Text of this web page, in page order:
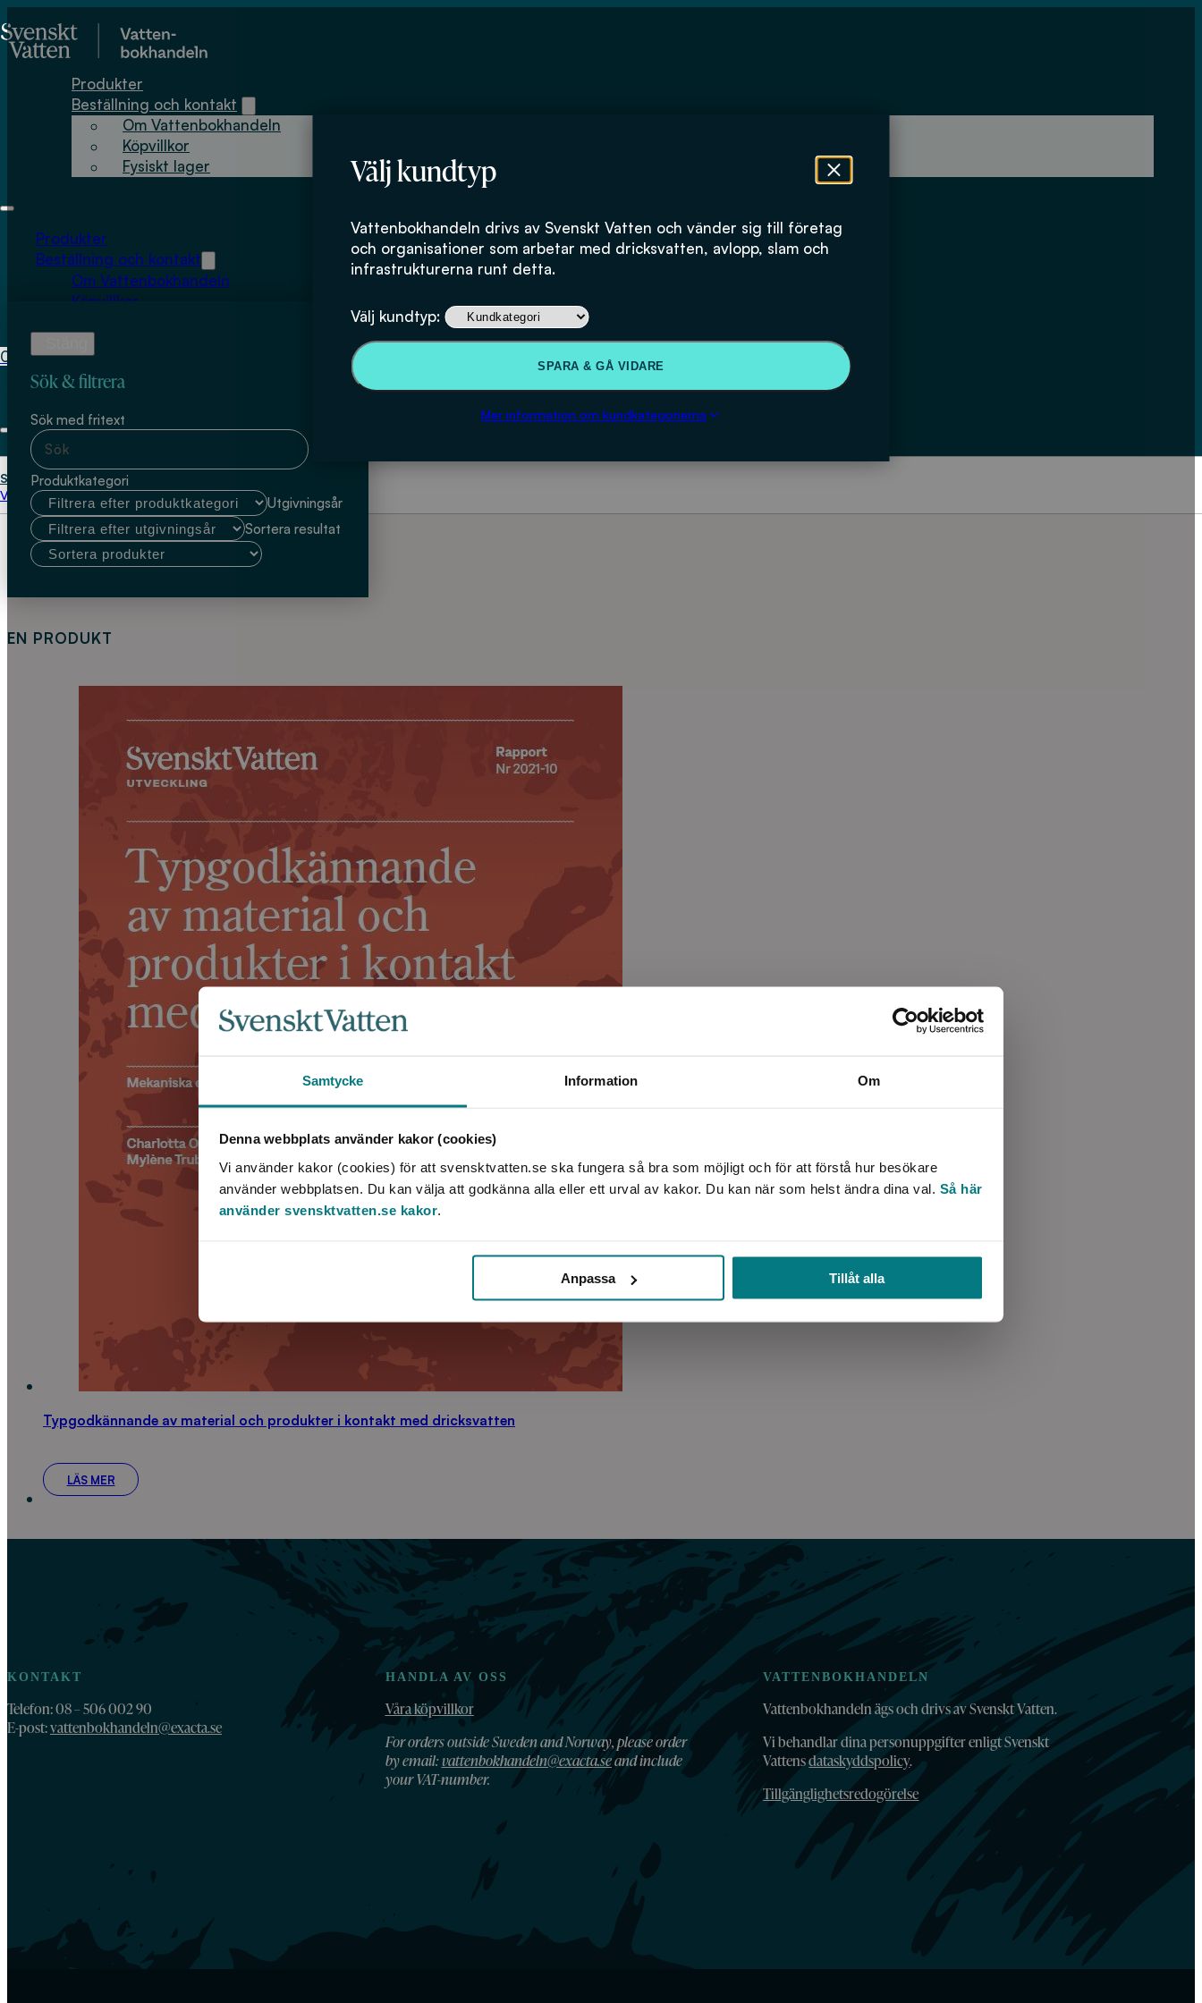
Samtycke Information Om
Denna webbplats använder kakor (cookies)
Vi använder kakor (cookies) för att svensktvatten.se ska fungera så bra som möjligt och för att förstå hur besökare
använder webbplatsen. Du kan välja att godkänna alla eller ett urval av kakor. Du kan när som helst ändra dina val. Så här
använder svensktvatten.se kakor.
Anpassa Tillåt alla
Välj kundtyp
Vattenbokhandeln drivs av Svenskt Vatten och vänder sig till företag
och organisationer som arbetar med dricksvatten, avlopp, slam och
infrastrukturerna runt detta.
Välj kundtyp:
SPARA & GÅ VIDARE
Mer information om kundkategorierna
Produkter
Beställning och kontakt
Om Vattenbokhandeln
Köpvillkor
Fysiskt lager
Produkter
Beställning och kontakt
Om Vattenbokhandeln
Köpvillkor
0
kr
Inga produkter i varukorgen.
Start material
Välj kundtyp
material
Sök & filtrera
Sök med fritext
Produktkategori
Utgivningsår
Sortera resultat
EN PRODUKT
Typgodkännande av material och produkter i kontakt med dricksvatten
LÄS MER
KONTAKT
Telefon: 08 – 506 002 90
E-post:vattenbokhandeln@exacta.se
HANDLA AV OSS
Våra köpvillkor
For orders outside Sweden and Norway, please order
by email:vattenbokhandeln@exacta.seand include
your VAT-number.
VATTENBOKHANDELN
Vattenbokhandeln ägs och drivs av Svenskt Vatten.
Vi behandlar dina personuppgifter enligt Svenskt
Vattensdataskyddspolicy.
Tillgänglighetsredogörelse